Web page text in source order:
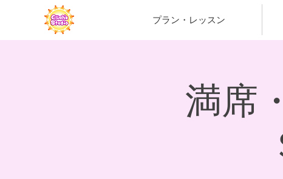
プラン・レッスン
満席